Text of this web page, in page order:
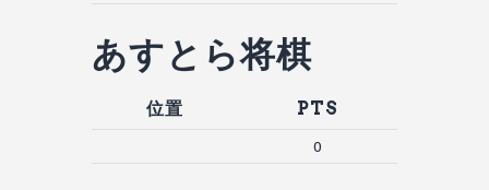
あすとら将棋
位置 PTS
0